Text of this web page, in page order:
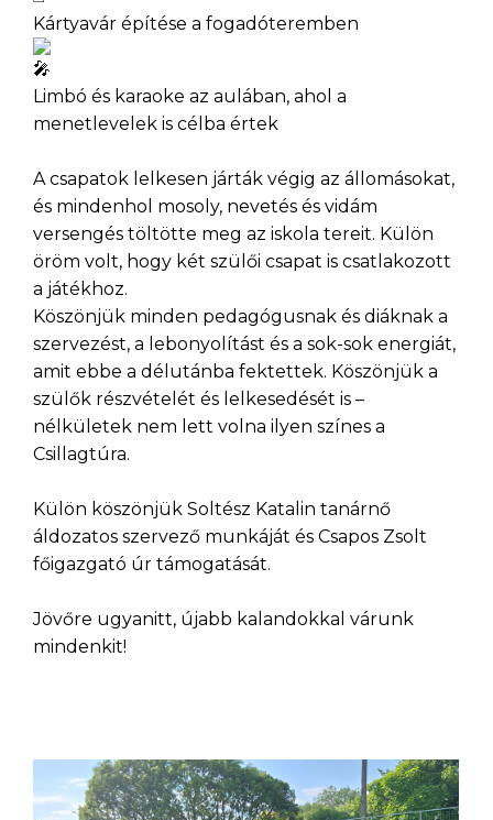
Kártyavár építése a fogadóteremben
Limbó és karaoke az aulában, ahol a
menetlevelek is célba értek
A csapatok lelkesen járták végig az állomásokat,
és mindenhol mosoly, nevetés és vidám
versengés töltötte meg az iskola tereit. Külön
öröm volt, hogy két szülői csapat is csatlakozott
a játékhoz.
Köszönjük minden pedagógusnak és diáknak a
szervezést, a lebonyolítást és a sok-sok energiát,
amit ebbe a délutánba fektettek. Köszönjük a
szülők részvételét és lelkesedését is –
nélkületek nem lett volna ilyen színes a
Csillagtúra.
Külön köszönjük Soltész Katalin tanárnő
áldozatos szervező munkáját és Csapos Zsolt
főigazgató úr támogatását.
Jövőre ugyanitt, újabb kalandokkal várunk
mindenkit!